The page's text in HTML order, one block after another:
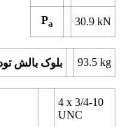
Pa 30.9 kN
بلوک بالش 93.5 kg
4 x 3/4-10
UNC